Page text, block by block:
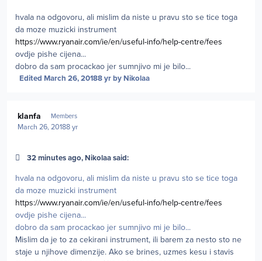
hvala na odgovoru, ali mislim da niste u pravu sto se tice toga
da moze muzicki instrument
https://www.ryanair.com/ie/en/useful-info/help-centre/fees
ovdje pishe cijena...
dobro da sam procackao jer sumnjivo mi je bilo...
Edited March 26, 20188 yrby Nikolaa
klanfa Members
March 26, 20188 yr
32 minutes ago, Nikolaa said:
hvala na odgovoru, ali mislim da niste u pravu sto se tice toga
da moze muzicki instrument
https://www.ryanair.com/ie/en/useful-info/help-centre/fees
ovdje pishe cijena...
dobro da sam procackao jer sumnjivo mi je bilo...
Mislim da je to za cekirani instrument, ili barem za nesto sto ne
staje u njihove dimenzije. Ako se brines, uzmes kesu i stavis